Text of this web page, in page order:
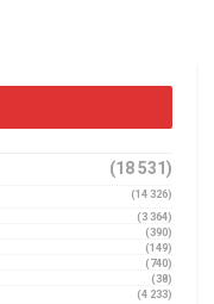
(18 531)
(14 326)
(3 364)
(390)
(149)
(740)
(38)
(4 233)